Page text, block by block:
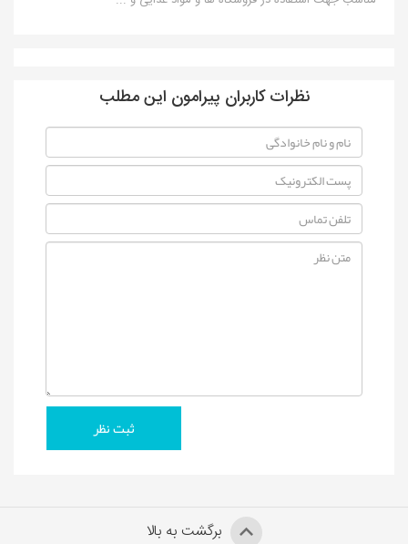
نظرات کاربران پیرامون این مطلب
برگشت به بالا